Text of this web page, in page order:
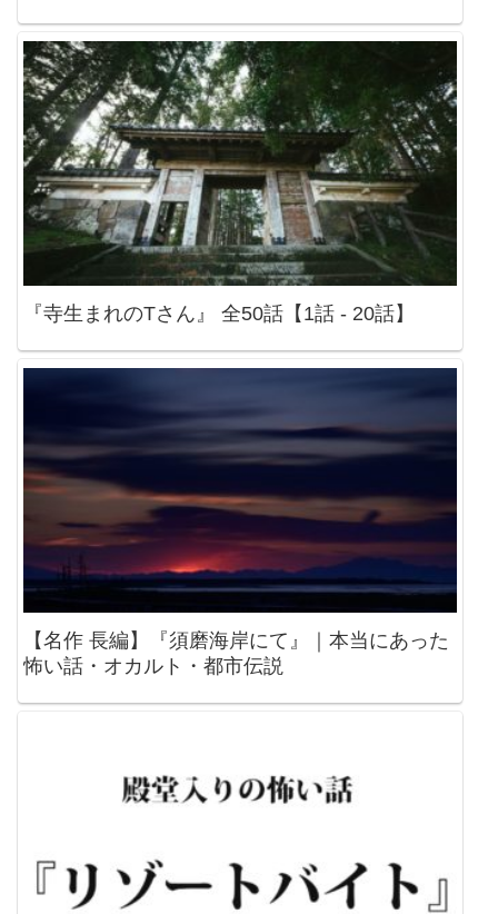
『寺生まれのTさん』 全50話【1話 - 20話】
【名作 長編】『須磨海岸にて』｜本当にあった
怖い話・オカルト・都市伝説